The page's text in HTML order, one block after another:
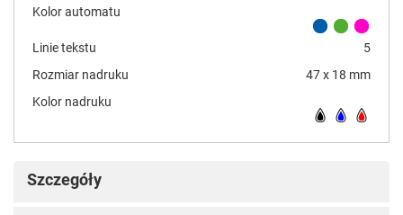
Kolor automatu
Linie tekstu
5
Rozmiar nadruku
47 x 18 mm
Kolor nadruku
Szczegóły